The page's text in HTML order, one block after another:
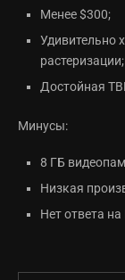
Менее $300;
Удивительно
растеризации;
Достойная
Минусы:
8 ГБ
Низкая
Нет ответа на